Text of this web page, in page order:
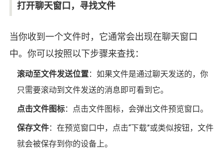
打开聊天窗口，寻找文件
当你收到一个文件时，它通常会出现在聊天窗口
中。你可以按照以下步骤来查找：
滚动至文件发送位置：如果文件是通过聊天发送的，你
只需要滚动到文件发送的消息即可看到它。
点击文件图标：点击文件图标，会弹出文件预览窗口。
保存文件：在预览窗口中，点击“下载”或类似按钮，文件
就会被保存到你的设备上。